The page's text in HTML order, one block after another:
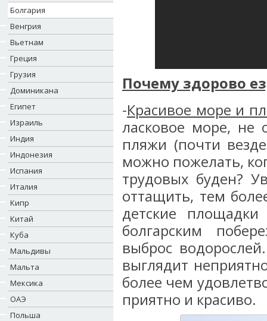
Болгария
Венгрия
Вьетнам
Греция
Грузия
Доминикана
Египет
Израиль
Индия
Индонезия
Испания
Италия
Кипр
Китай
Куба
Мальдивы
Мальта
Мексика
ОАЭ
Польша
Почему здорово
-Красивое море и
ласковое море, не
пляжи (почти
можно пожелать,
трудовых буден?
оттащить, тем
детские
болгарским
выброс
выглядит
более чем
приятно и красиво.